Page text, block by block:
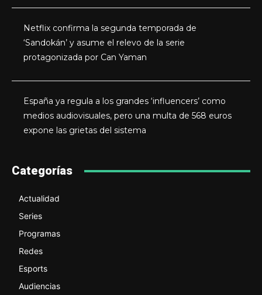
Netflix confirma la segunda temporada de
‘Sandokán’ y asume el relevo de la serie
protagonizada por Can Yaman
España ya regula a los grandes ‘influencers’ como
medios audiovisuales, pero una multa de 568 euros
expone las grietas del sistema
Categorías
Actualidad
Series
Programas
Redes
Esports
Audiencias